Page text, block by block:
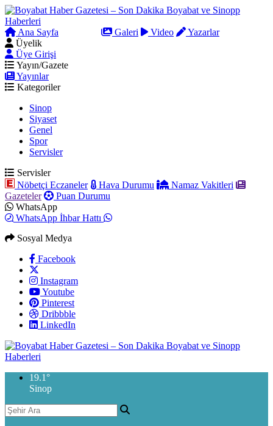
Ana Sayfa Galeri Video
Yazarlar
Üyelik
Üye Girişi
Yayın/Gazete
Yayınlar
Kategoriler
Sinop
Siyaset
Genel
Spor
Servisler
Servisler
Nöbetçi Eczaneler
Hava Durumu
Namaz Vakitleri
Gazeteler
Puan Durumu
WhatsApp
WhatsApp İhbar Hattı
Sosyal Medya
Facebook
Instagram
Youtube
Pinterest
Dribbble
LinkedIn
19.1 °
Sinop